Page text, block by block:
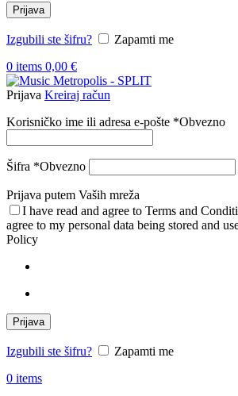
Prijava
Izgubili ste šifru?
Zapamti me
0 items 0,00 €
Prijava Kreiraj račun
Korisničko ime ili adresa e-pošte *Obvezno
Šifra *Obvezno
Prijava putem Vaših mreža
I have read and agree to Terms and
agree to my personal data being stored and
Policy
Prijava
Izgubili ste šifru?
Zapamti me
0 items